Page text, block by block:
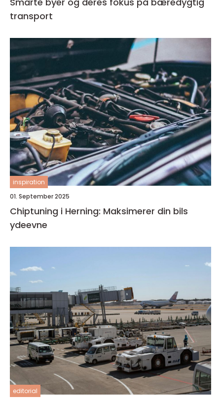
transport
inspiration
01. September 2025
Chiptuning i Herning: Maksimerer din bils
ydeevne
editorial